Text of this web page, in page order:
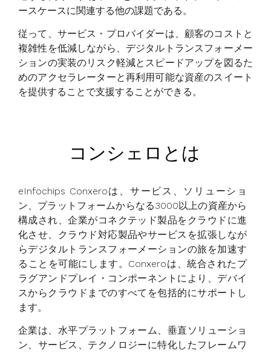
ースケースに関連する他の課題である。
従って、サービス・プロバイダーは、顧客のコストと
複雑性を低減しながら、デジタルトランスフォーメー
ションの実装のリスク軽減とスピードアップを図るた
めのアクセラレーターと再利用可能な資産のスイート
を提供することで支援することができる。
コンシェロとは
eInfochips Conxeroは、サービス、ソリューショ
ン、プラットフォームからなる3000以上の資産から
構成され、企業がコネクテッド製品をクラウドに進
化させ、クラウド対応製品やサービスを拡張しなが
らデジタルトランスフォーメーションの旅を加速す
ることを可能にします。Conxeroは、統合されたプ
ラグアンドプレイ・コンポーネントにより、デバイ
スからクラウドまでのすべてを包括的にサポートし
ます。
企業は、水平プラットフォーム、垂直ソリューショ
ン、サービス、テクノロジーに特化したフレームワ